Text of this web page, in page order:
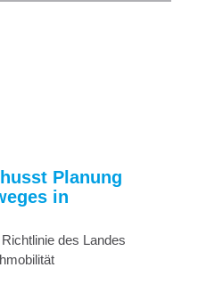
Planung
in
des Landes